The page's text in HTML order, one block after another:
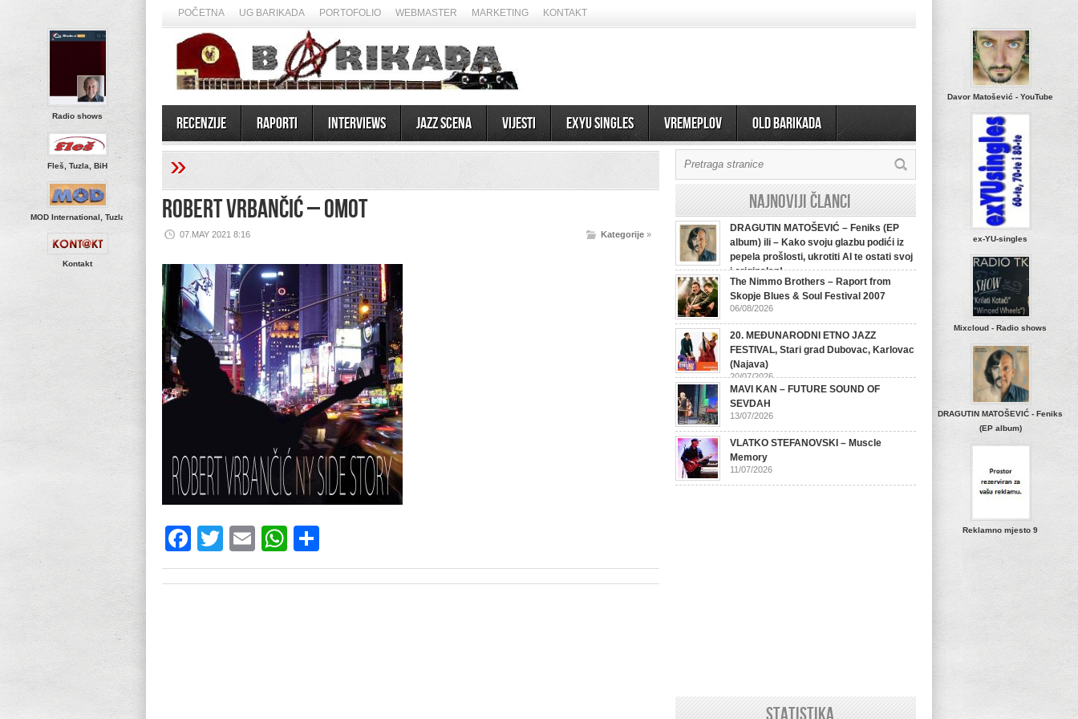
POČETNA UG BARIKADA PORTOFOLIO WEBMASTER MARKETING KONTAKT
Recenzije Raporti Interviews Jazz scena Vijesti EXYU Singles Vremeplov OLD BARIKADA
Radio shows
Fleš, Tuzla, BiH
MOD International, Tuzla
Kontakt
Davor Matošević - YouTube
ex-YU-singles
Mixcloud - Radio shows
DRAGUTIN MATOŠEVIĆ - Feniks
(EP album)
Reklamno mjesto 9
»
Robert Vrbančić – Omot
07.MAY 2021 8:16 Kategorije »
Facebook
TwitterEmailWhatsApp
Najnoviji članci
DRAGUTIN MATOŠEVIĆ – Feniks (EP
album) ili – Kako svoju glazbu podići iz
pepela prošlosti, ukrotiti AI te ostati svoj
i originalan!
07/08/2026
The Nimmo Brothers – Raport from
Skopje Blues & Soul Festival 2007
06/08/2026
20. MEĐUNARODNI ETNO JAZZ
FESTIVAL, Stari grad Dubovac, Karlovac
(Najava)
20/07/2026
MAVI KAN – FUTURE SOUND OF
SEVDAH
13/07/2026
VLATKO STEFANOVSKI – Muscle
Memory
11/07/2026